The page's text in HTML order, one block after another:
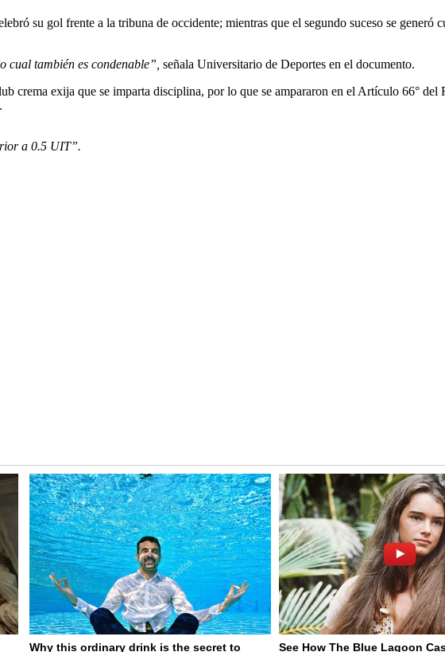
su gol frente a la tribuna de occidente; mientras que el segundo suceso se generó
también es condenable”, señala Universitario de Deportes en el documento.
crema exija que se imparta disciplina, por lo que se ampararon en el Artículo 66°
a 0.5 UIT”.